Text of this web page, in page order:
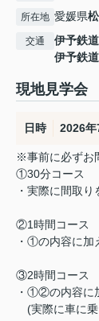
所在地 愛媛県
交通 伊予鉄
伊予鉄
現地見学会
日時 2026年
※事前に必ずお
①30分コース
・実際に間取
②1時間コース
・①の内容に加
③2時間コース
・①②の内容に
(実際に車に乗